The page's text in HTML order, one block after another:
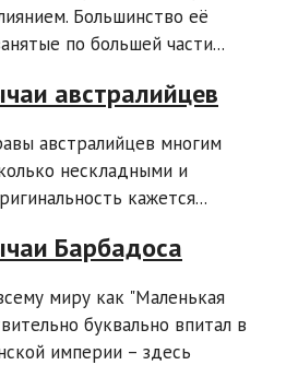
Большинство её
по большей части...
австралийцев
австралийцев многим
нескладными и
кажется...
Барбадоса
миру как "Маленькая
буквально впитал в
империи – здесь